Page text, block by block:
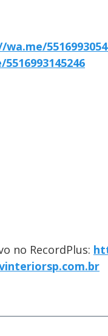
no RecordPlus: